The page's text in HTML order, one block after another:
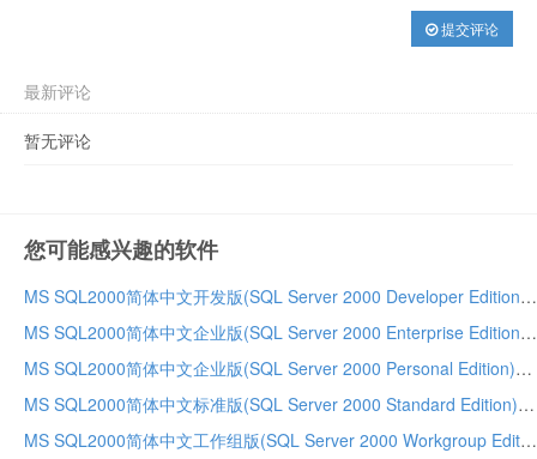
提交评论
最新评论
暂无评论
您可能感兴趣的软件
MS SQL2000简体中文开发版(SQL Server 2000 Developer Edition)免费下载
MS SQL2000简体中文企业版(SQL Server 2000 Enterprise Edition)免费下载
MS SQL2000简体中文企业版(SQL Server 2000 Personal Edition)免费下载
MS SQL2000简体中文标准版(SQL Server 2000 Standard Edition)免费下载
MS SQL2000简体中文工作组版(SQL Server 2000 Workgroup Edition)免费下载